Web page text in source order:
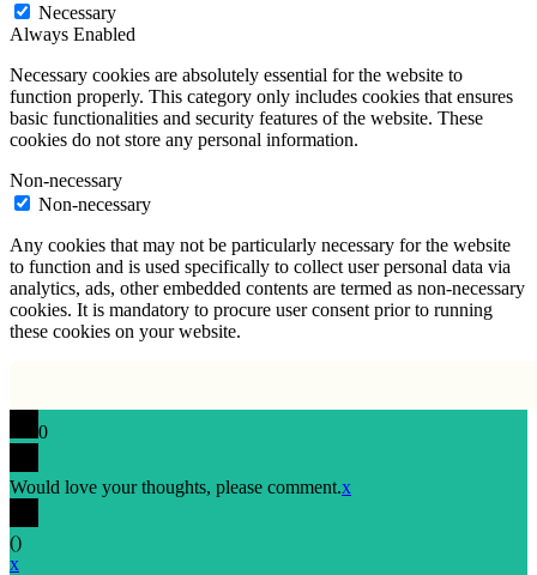
Necessary
Always Enabled
Necessary cookies are absolutely essential for the website to
function properly. This category only includes cookies that ensures
basic functionalities and security features of the website. These
cookies do not store any personal information.
Non-necessary
Non-necessary
Any cookies that may not be particularly necessary for the website
to function and is used specifically to collect user personal data via
analytics, ads, other embedded contents are termed as non-necessary
cookies. It is mandatory to procure user consent prior to running
these cookies on your website.
0
Would love your thoughts, please comment.x
()
x